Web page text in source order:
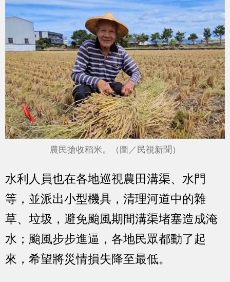
農民搶收稻米。（圖／民視新聞）
水利人員也在各地巡視農田溝渠、水門
等，並派出小型機具，清理河道中的雜
草、垃圾，避免颱風期間溝渠堵塞造成淹
水；颱風步步進逼，各地民眾都動了起
來，希望將災情損失降至最低。